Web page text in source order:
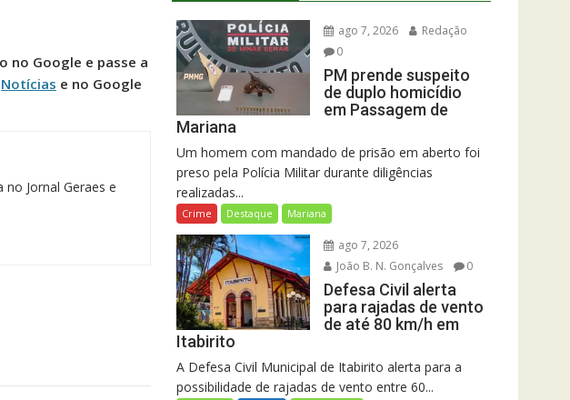
no Google e passe a
Notícias e no Google
Jornal Geraes e
ago 7, 2026
Redação
0
PM prende suspeito
de duplo homicídio
em Passagem de
Mariana
Um homem com mandado de prisão em aberto foi
preso pela Polícia Militar durante diligências
realizadas...
Crime Destaque Mariana
ago 7, 2026
João B. N. Gonçalves
0
Defesa Civil alerta
para rajadas de vento
de até 80 km/h em
Itabirito
A Defesa Civil Municipal de Itabirito alerta para a
possibilidade de rajadas de vento entre 60...